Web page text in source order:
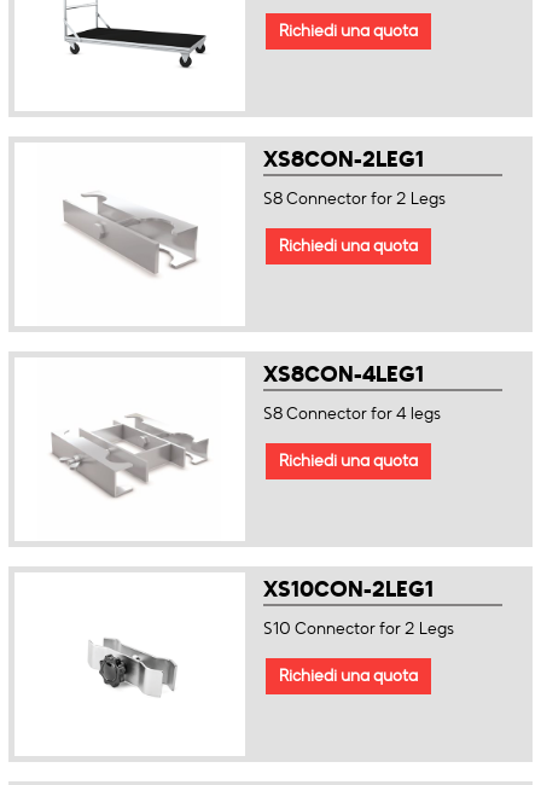
Richiedi una quota
XS8CON-2LEG1
S8 Connector for 2 Legs
Richiedi una quota
XS8CON-4LEG1
S8 Connector for 4 legs
Richiedi una quota
XS10CON-2LEG1
S10 Connector for 2 Legs
Richiedi una quota